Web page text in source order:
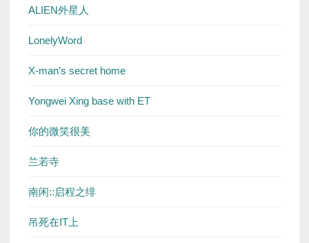
ALIEN外星人
LonelyWord
X-man’s secret home
Yongwei Xing base with ET
你的微笑很美
兰若寺
南闲::启程之绯
吊死在IT上